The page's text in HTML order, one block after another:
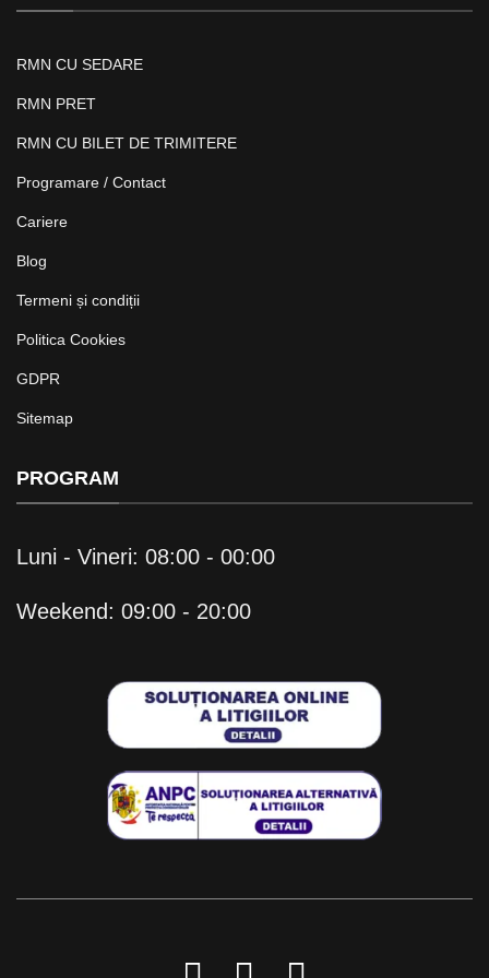
RMN CU SEDARE
RMN PRET
RMN CU BILET DE TRIMITERE
Programare / Contact
Cariere
Blog
Termeni și condiții
Politica Cookies
GDPR
Sitemap
PROGRAM
Luni - Vineri: 08:00 - 00:00
Weekend: 09:00 - 20:00